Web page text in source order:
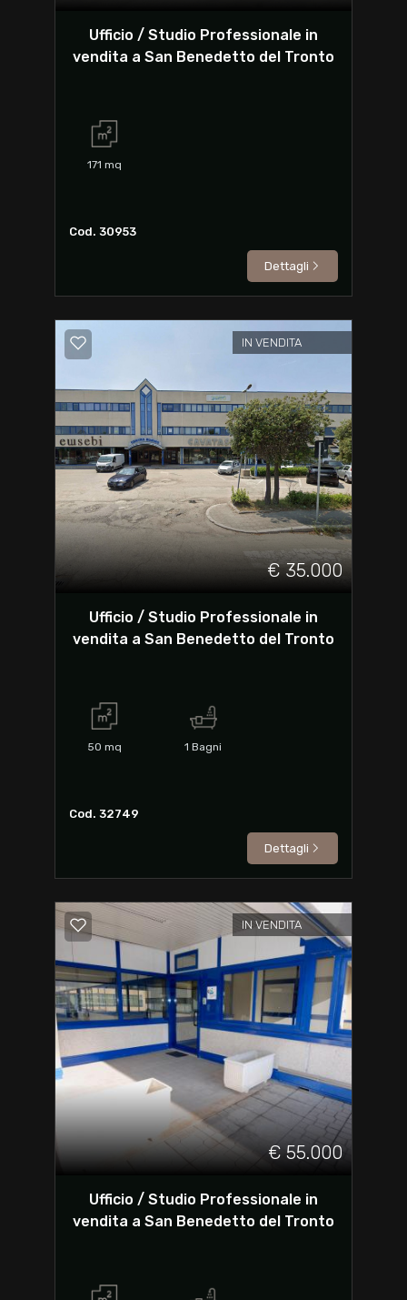
Ufficio / Studio Professionale in
vendita a San Benedetto del Tronto
171 mq
Cod. 30953
Dettagli
IN VENDITA
€ 35.000
Ufficio / Studio Professionale in
vendita a San Benedetto del Tronto
50 mq 1 Bagni
Cod. 32749
Dettagli
IN VENDITA
€ 55.000
Ufficio / Studio Professionale in
vendita a San Benedetto del Tronto